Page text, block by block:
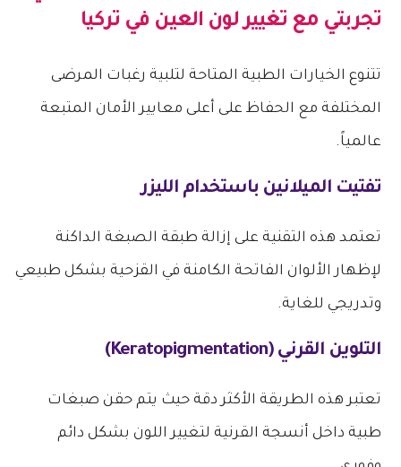
تجربتي مع تغيير لون العين في تركيا
تتنوع الخيارات الطبية المتاحة لتلبية رغبات المرضى
المختلفة مع الحفاظ على أعلى معايير الأمان المتبعة
عالمياً.
تفتيت الميلانين باستخدام الليزر
تعتمد هذه التقنية على إزالة طبقة الصبغة الداكنة
لإظهار الألوان الفاتحة الكامنة في القزحية بشكل طبيعي
وتدريجي للغاية.
التلوين القرني (Keratopigmentation)
تعتبر هذه الطريقة الأكثر دقة حيث يتم حقن صبغات
طبية داخل أنسجة القرنية لتغيير اللون بشكل دائم